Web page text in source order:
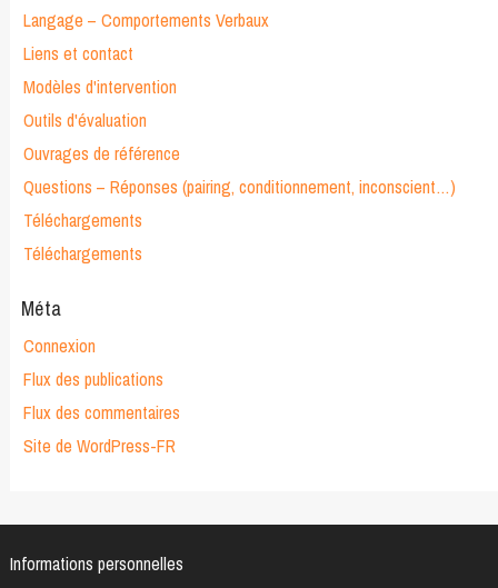
Langage – Comportements Verbaux
Liens et contact
Modèles d'intervention
Outils d'évaluation
Ouvrages de référence
Questions – Réponses (pairing, conditionnement, inconscient…)
Téléchargements
Téléchargements
Méta
Connexion
Flux des publications
Flux des commentaires
Site de WordPress-FR
Informations personnelles